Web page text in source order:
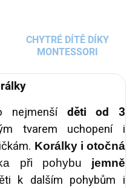
CHYTRÉ DÍTĚ DÍKY
MONTESSORI
děti od 3
tvarem uchopení i
Korálky i otočná
při pohybu jemně
k dalším pohybům i